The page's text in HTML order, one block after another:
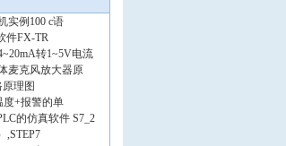
实例100 c语
件FX-TR
转1~5V电流
麦克风放大器原
理图
度+报警的单
的仿真软件 S7_2
,STEP7